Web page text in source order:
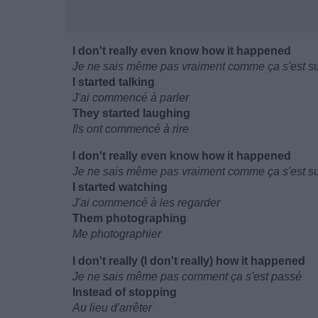
I don't really even know how it happened
Je ne sais même pas vraiment comme ça s'est
I started talking
J'ai commencé à parler
They started laughing
Ils ont commencé à rire
I don't really even know how it happened
Je ne sais même pas vraiment comme ça s'est
I started watching
J'ai commencé à les regarder
Them photographing
Me photographier
I don't really (I don't really) how it happened
Je ne sais même pas comment ça s'est passé
Instead of stopping
Au lieu d'arrêter